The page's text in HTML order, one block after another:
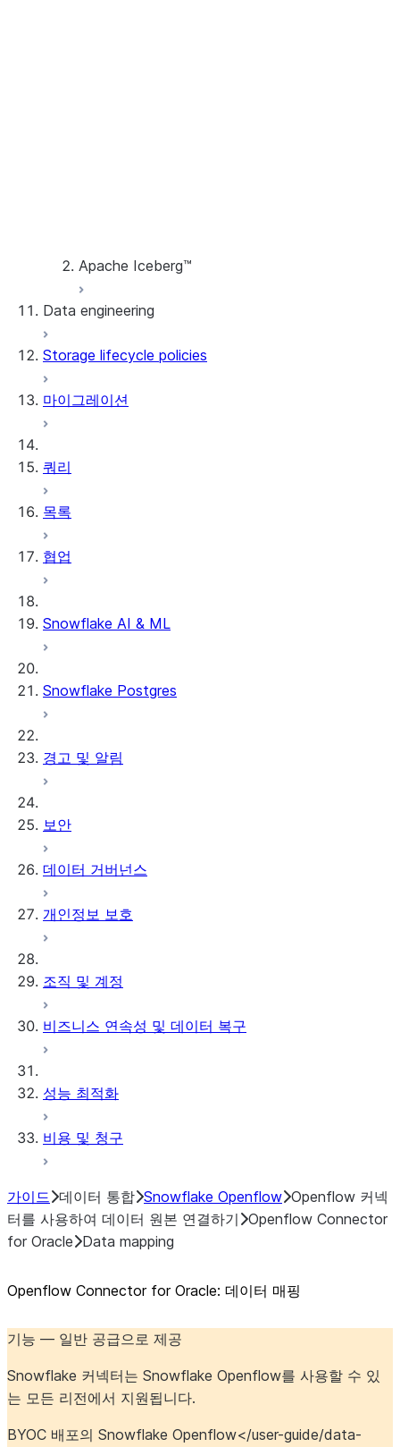
Apache Iceberg™
Apache Iceberg™ 테이블
Snowflake Open Catalog
Data engineering
데이터 로딩
동적 테이블
Storage lifecycle policies
마이그레이션
쿼리
목록
협업
Snowflake AI & ML
Snowflake Postgres
경고 및 알림
보안
데이터 거버넌스
개인정보 보호
조직 및 계정
비즈니스 연속성 및 데이터 복구
성능 최적화
비용 및 청구
가이드 데이터 통합 Snowflake Openflow Openflow 커넥
터를 사용하여 데이터 원본 연결하기 Openflow Connector
for Oracle Data mapping
Openflow Connector for Oracle: 데이터 매핑
기능 — 일반 공급으로 제공
Snowflake 커넥터는 Snowflake Openflow를 사용할 수 있
는 모든 리전에서 지원됩니다.
BYOC 배포의 Snowflake Openflow</user-guide/data-